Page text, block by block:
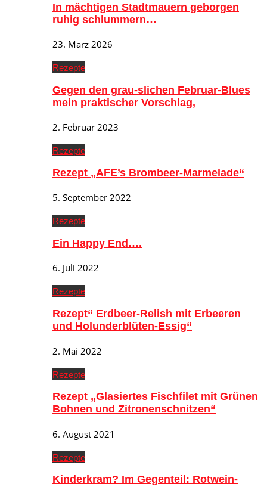
In mächtigen Stadtmauern geborgen
ruhig schlummern…
23. März 2026
Rezepte
Gegen den grau-slichen Februar-Blues
mein praktischer Vorschlag,
2. Februar 2023
Rezepte
Rezept „AFE’s Brombeer-Marmelade“
5. September 2022
Rezepte
Ein Happy End….
6. Juli 2022
Rezepte
Rezept“ Erdbeer-Relish mit Erbeeren
und Holunderblüten-Essig“
2. Mai 2022
Rezepte
Rezept „Glasiertes Fischfilet mit Grünen
Bohnen und Zitronenschnitzen“
6. August 2021
Rezepte
Kinderkram? Im Gegenteil: Rotwein-